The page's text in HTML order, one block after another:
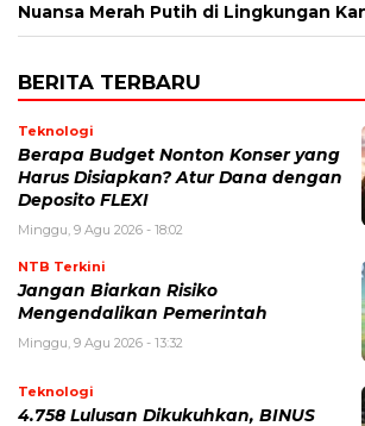
Nuansa Merah Putih di Lingkungan
BERITA TERBARU
Teknologi
Berapa Budget Nonton Konser yang
Harus Disiapkan? Atur Dana dengan
Deposito FLEXI
Minggu, 9 Agu 2026 - 18:02
NTB Terkini
Jangan Biarkan Risiko
Mengendalikan Pemerintah
Minggu, 9 Agu 2026 - 13:32
Teknologi
4.758 Lulusan Dikukuhkan, BINUS